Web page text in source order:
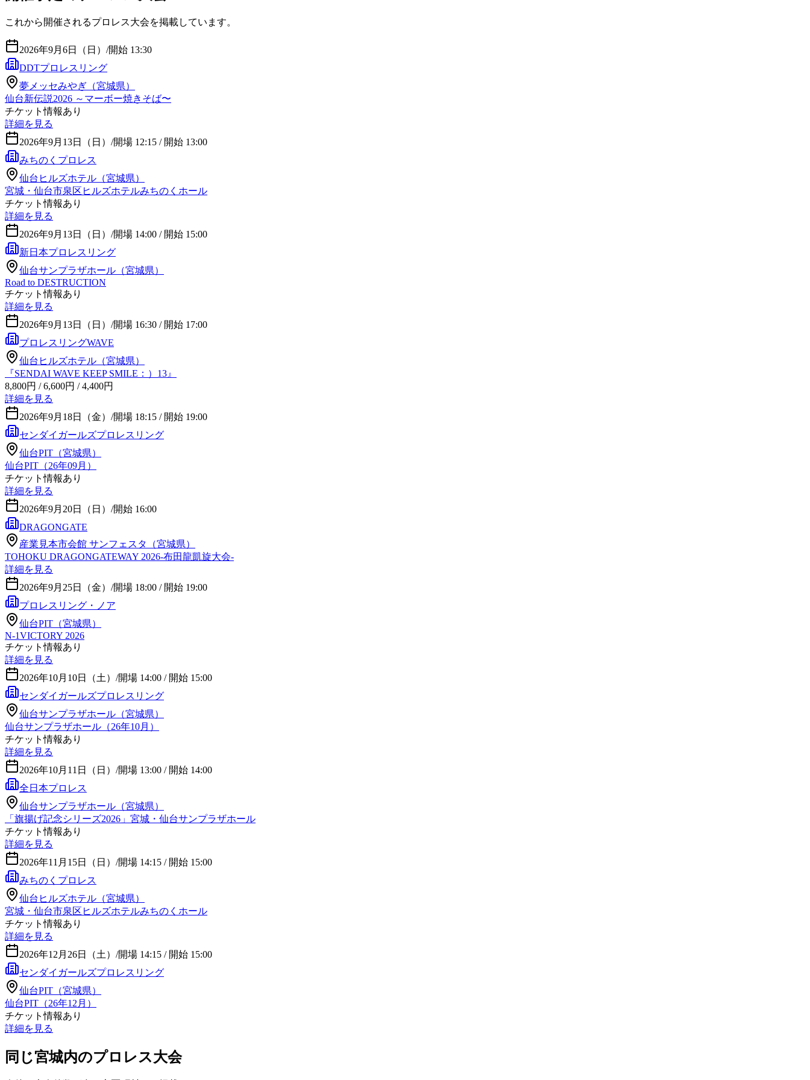
これから開催されるプロレス大会を掲載しています。
2026年9月6日（日） /開始 13:30
DDTプロレスリング
夢メッセみやぎ（宮城県）
仙台新伝説2026 ～マーボー焼きそば〜
チケット情報あり
詳細を見る
2026年9月13日（日） /開場 12:15 / 開始 13:00
みちのくプロレス
仙台ヒルズホテル（宮城県）
宮城・仙台市泉区ヒルズホテルみちのくホール
チケット情報あり
詳細を見る
2026年9月13日（日） /開場 14:00 / 開始 15:00
新日本プロレスリング
仙台サンプラザホール（宮城県）
Road to DESTRUCTION
チケット情報あり
詳細を見る
2026年9月13日（日） /開場 16:30 / 開始 17:00
プロレスリングWAVE
仙台ヒルズホテル（宮城県）
『SENDAI WAVE KEEP SMILE：）13』
8,800円 / 6,600円 / 4,400円
詳細を見る
2026年9月18日（金） /開場 18:15 / 開始 19:00
センダイガールズプロレスリング
仙台PIT（宮城県）
仙台PIT（26年09月）
チケット情報あり
詳細を見る
2026年9月20日（日） /開始 16:00
DRAGONGATE
産業見本市会館 サンフェスタ（宮城県）
TOHOKU DRAGONGATEWAY 2026-布田龍凱旋大会-
詳細を見る
2026年9月25日（金） /開場 18:00 / 開始 19:00
プロレスリング・ノア
仙台PIT（宮城県）
N-1VICTORY 2026
チケット情報あり
詳細を見る
2026年10月10日（土） /開場 14:00 / 開始 15:00
センダイガールズプロレスリング
仙台サンプラザホール（宮城県）
仙台サンプラザホール（26年10月）
チケット情報あり
詳細を見る
2026年10月11日（日） /開場 13:00 / 開始 14:00
全日本プロレス
仙台サンプラザホール（宮城県）
「旗揚げ記念シリーズ2026」宮城・仙台サンプラザホール
チケット情報あり
詳細を見る
2026年11月15日（日） /開場 14:15 / 開始 15:00
みちのくプロレス
仙台ヒルズホテル（宮城県）
宮城・仙台市泉区ヒルズホテルみちのくホール
チケット情報あり
詳細を見る
2026年12月26日（土） /開場 14:15 / 開始 15:00
センダイガールズプロレスリング
仙台PIT（宮城県）
仙台PIT（26年12月）
チケット情報あり
詳細を見る
同じ宮城内のプロレス大会